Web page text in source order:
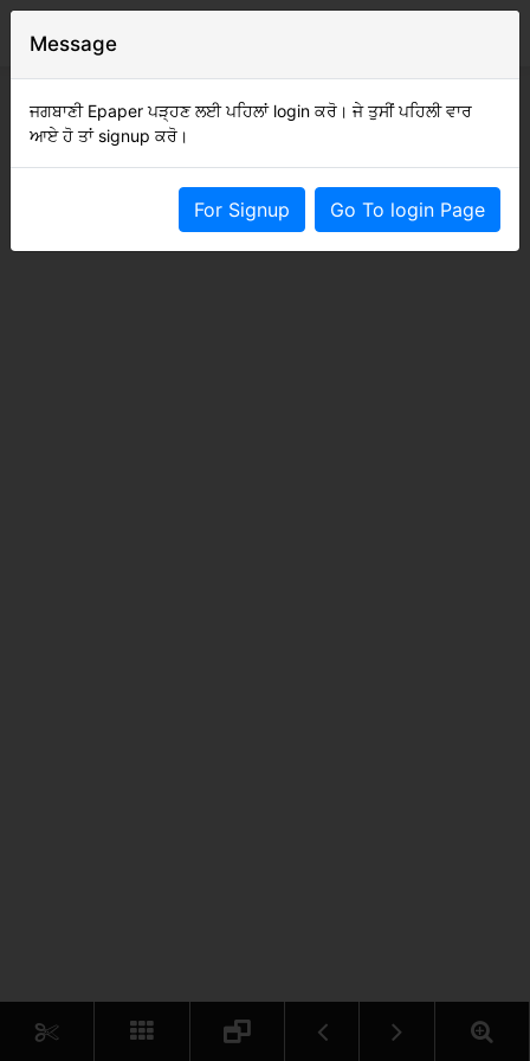
Message
ਜਗਬਾਣੀ Epaper ਪੜ੍ਹਣ ਲਈ ਪਹਿਲਾਂ login ਕਰੋ। ਜੇ ਤੁਸੀਂ ਪਹਿਲੀ ਵਾਰ
ਆਏ ਹੋ ਤਾਂ signup ਕਰੋ।
For Signup Go To login Page